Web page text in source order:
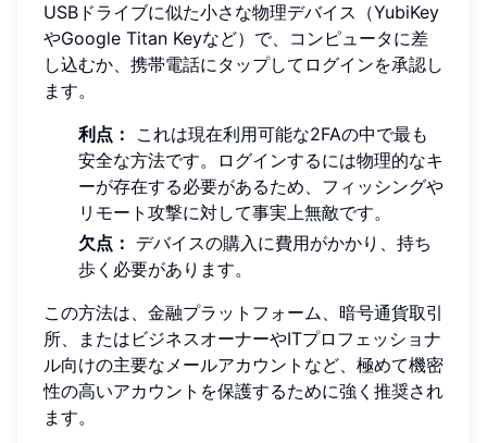
USBドライブに似た小さな物理デバイス（YubiKey
やGoogle Titan Keyなど）で、コンピュータに差
し込むか、携帯電話にタップしてログインを承認し
ます。
利点：
これは現在利用可能な2FAの中で最も
安全な方法です。ログインするには物理的なキ
ーが存在する必要があるため、フィッシングや
リモート攻撃に対して事実上無敵です。
欠点： デバイスの購入に費用がかかり、持ち
歩く必要があります。
この方法は、金融プラットフォーム、暗号通貨取引
所、またはビジネスオーナーやITプロフェッショナ
ル向けの主要なメールアカウントなど、極めて機密
性の高いアカウントを保護するために強く推奨され
ます。